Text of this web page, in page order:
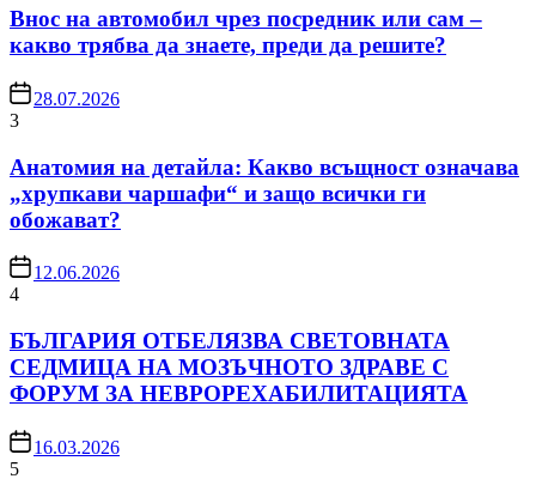
Внос на автомобил чрез посредник или сам –
какво трябва да знаете, преди да решите?
28.07.2026
3
Анатомия на детайла: Какво всъщност означава
„хрупкави чаршафи“ и защо всички ги
обожават?
12.06.2026
4
БЪЛГАРИЯ ОТБЕЛЯЗВА СВЕТОВНАТА
СЕДМИЦА НА МОЗЪЧНОТО ЗДРАВЕ С
ФОРУМ ЗА НЕВРОРЕХАБИЛИТАЦИЯТА
16.03.2026
5